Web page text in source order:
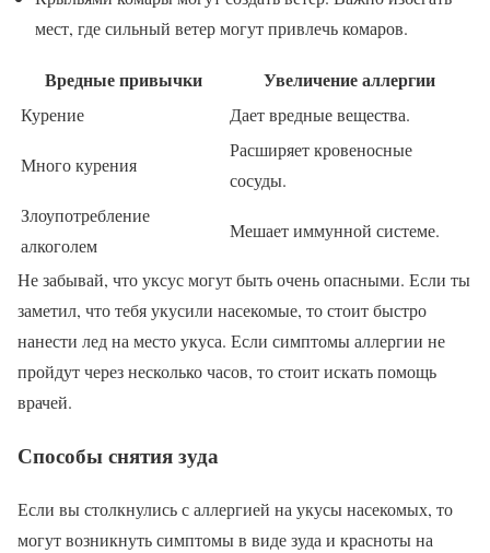
мест, где сильный ветер могут привлечь комаров.
Вредные привычки Увеличение аллергии
Курение Дает вредные вещества.
Много курения
Расширяет кровеносные
сосуды.
Злоупотребление
алкоголем
Мешает иммунной системе.
Не забывай, что уксус могут быть очень опасными. Если ты
заметил, что тебя укусили насекомые, то стоит быстро
нанести лед на место укуса. Если симптомы аллергии не
пройдут через несколько часов, то стоит искать помощь
врачей.
Способы снятия зуда
Если вы столкнулись с аллергией на укусы насекомых, то
могут возникнуть симптомы в виде зуда и красноты на